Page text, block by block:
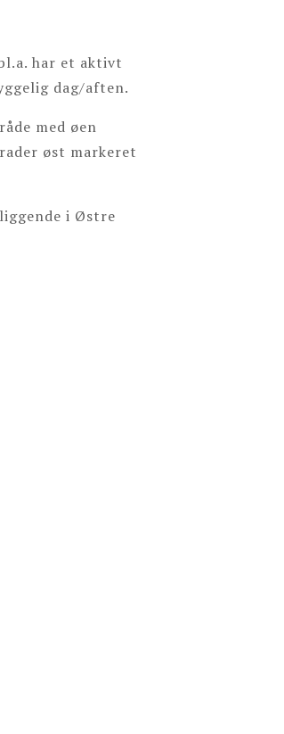
har et aktivt
dag/aften.
med øen
øst markeret
i Østre